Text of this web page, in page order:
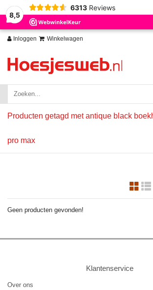
8,5
6313 Reviews
Inloggen Winkelwagen
Producten getagd met antique black
pro max
Geen producten gevonden!
Klantenservice
Over ons
Wij slaan cookies op om onze website te verbeteren.
Nee